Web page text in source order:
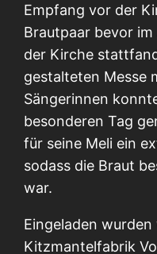
Empfang vor der
Brautpaar bevor im
der Kirche
gestalteten Messe
Sängerinnen
besonderen Tag
für seine Meli ein
sodass die Braut
war.
Eingeladen
Kitzmantelfabrik